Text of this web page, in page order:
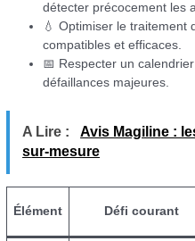
détecter précocement les
💧 Optimiser le traitement
compatibles et efficaces.
📅 Respecter un
défaillances majeures.
A Lire :
Avis Magiline :
sur-mesure
Élément Défi courant